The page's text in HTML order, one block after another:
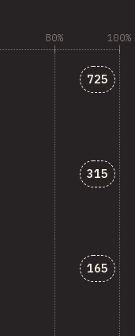
80% 100%
725
315
165